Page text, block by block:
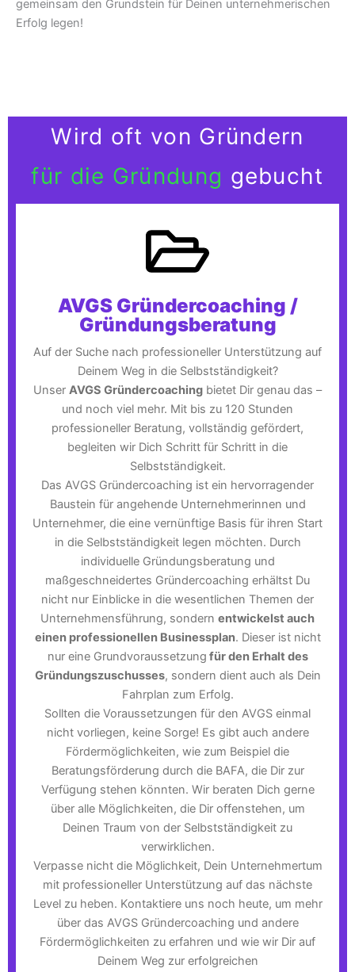
gemeinsam den Grundstein für Deinen unternehmerischen
Erfolg legen!
Wird oft von Gründern
für die Gründung gebucht
AVGS Gründercoaching /
Gründungsberatung
Auf der Suche nach professioneller Unterstützung auf
Deinem Weg in die Selbstständigkeit?
Unser AVGS Gründercoaching bietet Dir genau das –
und noch viel mehr. Mit bis zu 120 Stunden
professioneller Beratung, vollständig gefördert,
begleiten wir Dich Schritt für Schritt in die
Selbstständigkeit.
Das AVGS Gründercoaching ist ein hervorragender
Baustein für angehende Unternehmerinnen und
Unternehmer, die eine vernünftige Basis für ihren Start
in die Selbstständigkeit legen möchten. Durch
individuelle Gründungsberatung und
maßgeschneidertes Gründercoaching erhältst Du
nicht nur Einblicke in die wesentlichen Themen der
Unternehmensführung, sondern entwickelst auch
einen professionellen Businessplan. Dieser ist nicht
nur eine Grundvoraussetzung für den Erhalt des
Gründungszuschusses, sondern dient auch als Dein
Fahrplan zum Erfolg.
Sollten die Voraussetzungen für den AVGS einmal
nicht vorliegen, keine Sorge! Es gibt auch andere
Fördermöglichkeiten, wie zum Beispiel die
Beratungsförderung durch die BAFA, die Dir zur
Verfügung stehen könnten. Wir beraten Dich gerne
über alle Möglichkeiten, die Dir offenstehen, um
Deinen Traum von der Selbstständigkeit zu
verwirklichen.
Verpasse nicht die Möglichkeit, Dein Unternehmertum
mit professioneller Unterstützung auf das nächste
Level zu heben. Kontaktiere uns noch heute, um mehr
über das AVGS Gründercoaching und andere
Fördermöglichkeiten zu erfahren und wie wir Dir auf
Deinem Weg zur erfolgreichen